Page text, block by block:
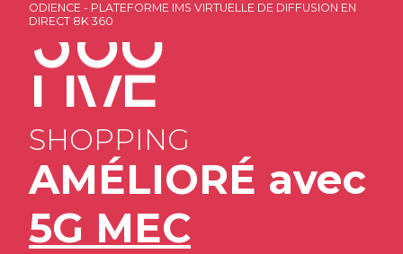
ODIENCE - PLATEFORME IMS VIRTUELLE DE DIFFUSION EN
DIRECT 8K 360
360
LIVE
360
CONCERTS
SPORTS
e-SPORTS
SHOPPING
CONFÉRENCES
CONCERTS
AMÉLIORÉ avec
5G MEC